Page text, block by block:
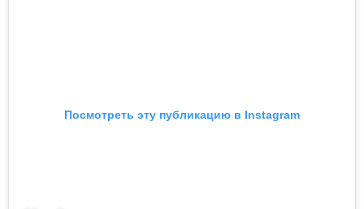
Посмотреть эту публикацию в Instagram